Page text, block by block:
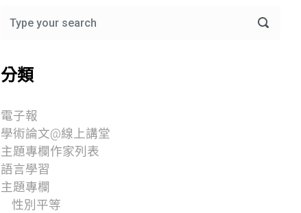
分類
電子報
學術論文@線上講堂
主題專欄作家列表
語言學習
主題專欄
性別平等